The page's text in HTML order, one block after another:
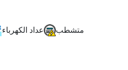
متشطب عداد الكهرباء